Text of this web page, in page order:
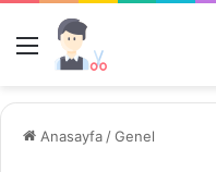
Menü
Anasayfa /Genel